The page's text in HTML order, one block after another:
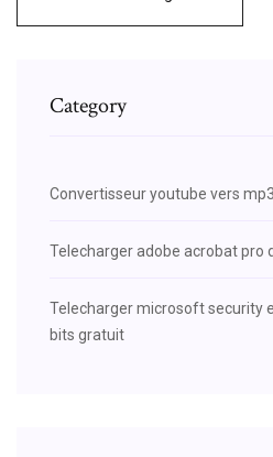
Category
Convertisseur youtube vers
Telecharger adobe acrobat pro
Telecharger microsoft security
bits gratuit